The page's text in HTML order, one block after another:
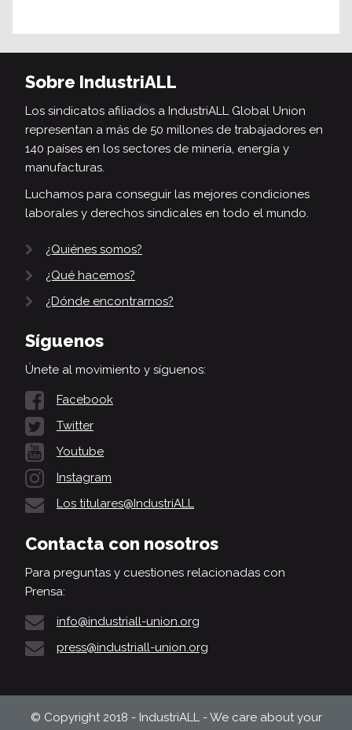
Sobre IndustriALL
Los sindicatos afiliados a IndustriALL Global Union
representan a más de 50 millones de trabajadores en
140 países en los sectores de minería, energía y
manufacturas.
Luchamos para conseguir las mejores condiciones
laborales y derechos sindicales en todo el mundo.
¿Quiénes somos?
¿Qué hacemos?
¿Dónde encontrarnos?
Síguenos
Únete al movimiento y síguenos:
Facebook
Twitter
Youtube
Instagram
Los titulares@IndustriALL
Contacta con nosotros
Para preguntas y cuestiones relacionadas con
Prensa:
info@industriall-union.org
press@industriall-union.org
© Copyright 2018 - IndustriALL - We care about your